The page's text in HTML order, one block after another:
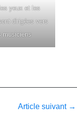
yeux et les
dirigées vers
musiciens
Article suivant →